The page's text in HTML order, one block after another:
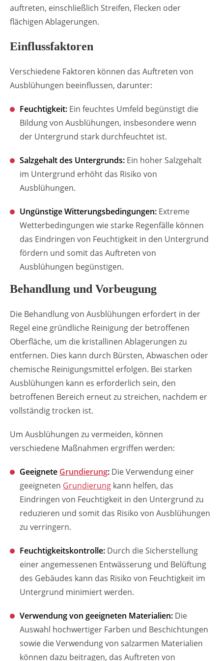
auftreten, einschließlich Streifen, Flecken oder
flächigen Ablagerungen.
Einflussfaktoren
Verschiedene Faktoren können das Auftreten von
Ausblühungen beeinflussen, darunter:
Feuchtigkeit: Ein feuchtes Umfeld begünstigt die
Bildung von Ausblühungen, insbesondere wenn
der Untergrund stark durchfeuchtet ist.
Salzgehalt des Untergrunds: Ein hoher Salzgehalt
im Untergrund erhöht das Risiko von
Ausblühungen.
Ungünstige Witterungsbedingungen: Extreme
Wetterbedingungen wie starke Regenfälle können
das Eindringen von Feuchtigkeit in den Untergrund
fördern und somit das Auftreten von
Ausblühungen begünstigen.
Behandlung und Vorbeugung
Die Behandlung von Ausblühungen erfordert in der
Regel eine gründliche Reinigung der betroffenen
Oberfläche, um die kristallinen Ablagerungen zu
entfernen. Dies kann durch Bürsten, Abwaschen oder
chemische Reinigungsmittel erfolgen. Bei starken
Ausblühungen kann es erforderlich sein, den
betroffenen Bereich erneut zu streichen, nachdem er
vollständig trocken ist.
Um Ausblühungen zu vermeiden, können
verschiedene Maßnahmen ergriffen werden:
Geeignete Grundierung: Die Verwendung einer
geeigneten Grundierung kann helfen, das
Eindringen von Feuchtigkeit in den Untergrund zu
reduzieren und somit das Risiko von Ausblühungen
zu verringern.
Feuchtigkeitskontrolle: Durch die Sicherstellung
einer angemessenen Entwässerung und Belüftung
des Gebäudes kann das Risiko von Feuchtigkeit im
Untergrund minimiert werden.
Verwendung von geeigneten Materialien: Die
Auswahl hochwertiger Farben und Beschichtungen
sowie die Verwendung von salzarmen Materialien
können dazu beitragen, das Auftreten von